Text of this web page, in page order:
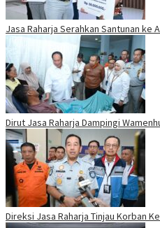
Jasa Raharja Serahkan Santunan ke
Dirut Jasa Raharja Dampingi
Direksi Jasa Raharja Tinjau Korban